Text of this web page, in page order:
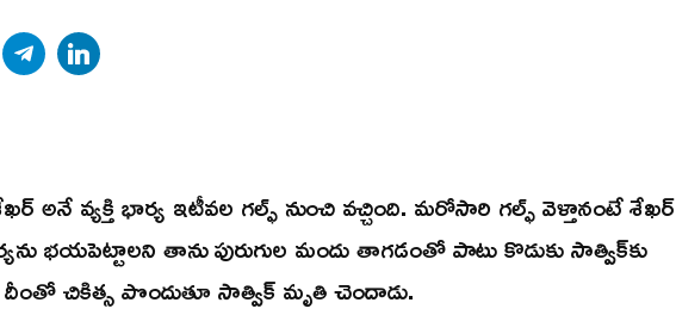
TwitterTelegram
అనే వ్యక్తి భార్య ఇటీవల గల్ఫ్ నుంచి వచ్చింది. మరోసారి గల్ఫ్ వెళ్తానంటే శేఖర్
భయపెట్టాలని తాను పురుగుల మందు తాగడంతో పాటు కొడుకు సాత్విక్‌కు
చికిత్స పొందుతూ సాత్విక్ మృతి చెందాడు.